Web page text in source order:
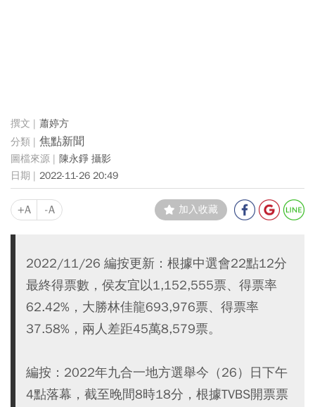
蕭婷方
焦點新聞
陳永錚 攝影
2022-11-26 20:49
+A -A 加入收藏
2022/11/26 編按更新：根據中選會22點12分
最終得票數，侯友宜以1,152,555票、得票率
62.42%，大勝林佳龍693,976票、得票率
37.58%，兩人差距45萬8,579票。
編按：2022年九合一地方選舉今（26）日下午
4點落幕，截至晚間8時18分，根據TVBS開票票